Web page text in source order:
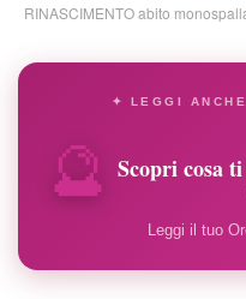
RINASCIMENTO abito
🔮
✦ LEGGI
Scopri cosa
Leggi il tuo